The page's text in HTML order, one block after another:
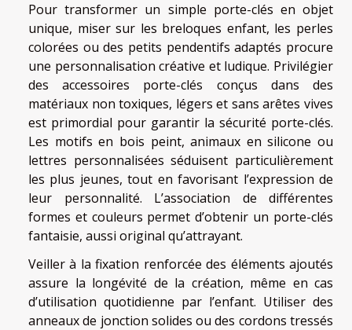
Pour transformer un simple porte-clés en objet
unique, miser sur les breloques enfant, les perles
colorées ou des petits pendentifs adaptés procure
une personnalisation créative et ludique. Privilégier
des accessoires porte-clés conçus dans des
matériaux non toxiques, légers et sans arêtes vives
est primordial pour garantir la sécurité porte-clés.
Les motifs en bois peint, animaux en silicone ou
lettres personnalisées séduisent particulièrement
les plus jeunes, tout en favorisant l’expression de
leur personnalité. L’association de différentes
formes et couleurs permet d’obtenir un porte-clés
fantaisie, aussi original qu’attrayant.
Veiller à la fixation renforcée des éléments ajoutés
assure la longévité de la création, même en cas
d’utilisation quotidienne par l’enfant. Utiliser des
anneaux de jonction solides ou des cordons tressés